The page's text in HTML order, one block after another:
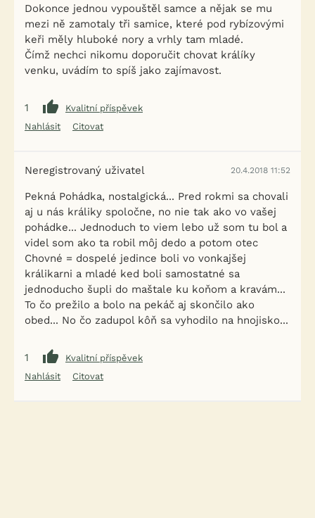
Dokonce jednou vypouštěl samce a nějak se mu
mezi ně zamotaly tři samice, které pod rybízovými
keři měly hluboké nory a vrhly tam mladé.
Čímž nechci nikomu doporučit chovat králíky
venku, uvádím to spíš jako zajímavost.
1
Kvalitní příspěvek
Nahlásit
Citovat
Neregistrovaný uživatel 20.4.2018 11:52
Pekná Pohádka, nostalgická... Pred rokmi sa chovali
aj u nás králiky spoločne, no nie tak ako vo vašej
pohádke... Jednoduch to viem lebo už som tu bol a
videl som ako ta robil môj dedo a potom otec
Chovné = dospelé jedince boli vo vonkajšej
králikarni a mladé ked boli samostatné sa
jednoducho šupli do maštale ku koňom a kravám...
To čo prežilo a bolo na pekáč aj skončilo ako
obed... No čo zadupol kôň sa vyhodilo na hnojisko...
1
Kvalitní příspěvek
Nahlásit
Citovat